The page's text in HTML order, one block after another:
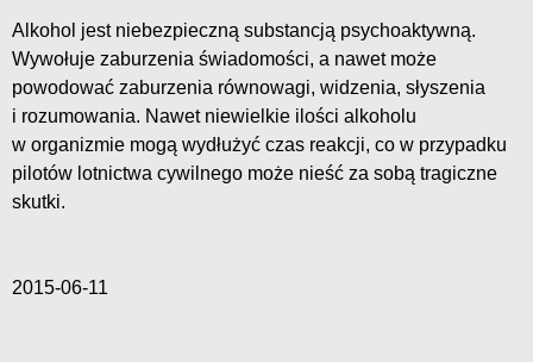
Alkohol jest niebezpieczną substancją psychoaktywną.
Wywołuje zaburzenia świadomości, a nawet może
powodować zaburzenia równowagi, widzenia, słyszenia
i rozumowania. Nawet niewielkie ilości alkoholu
w organizmie mogą wydłużyć czas reakcji, co w przypadku
pilotów lotnictwa cywilnego może nieść za sobą tragiczne
skutki.
2015-06-11